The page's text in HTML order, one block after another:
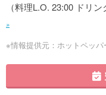
（料理L.O. 23:00 ドリ
»
※情報提供元：ホットペッパ